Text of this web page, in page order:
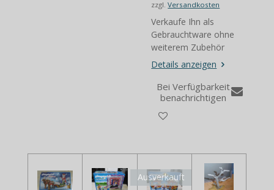
zzgl.Versandkosten
Verkaufe Ihn als
Gebrauchtware ohne
weiterem Zubehör
Details anzeigen
Bei Verfügbarkeit
benachrichtigen
Ausverkauft